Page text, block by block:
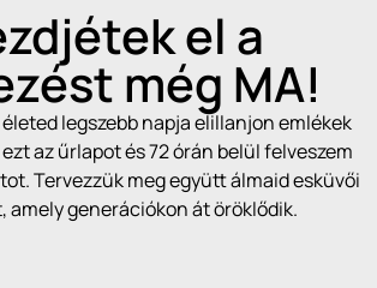
el a
még MA!
legszebb napja elillanjon emlékek
az űrlapot és 72 órán belül felveszem
Tervezzük meg együtt álmaid esküvői
amely generációkon át öröklődik.